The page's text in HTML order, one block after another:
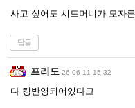
사고 싶어도 시드머니가 모자
답글
프리도 26-06-11 15:32
다 킹반영되어있다고